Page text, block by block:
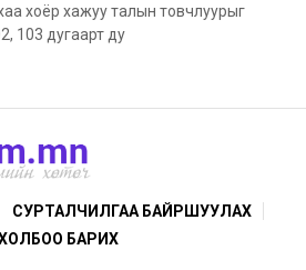
хоёр хажуу талын товчлуурыг
103 дугаарт ду
СУРТАЛЧИЛГАА БАЙРШУУЛАХ
БАРИХ